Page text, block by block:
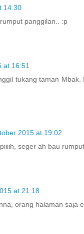
14:30
panggilan.. :p
at 16:51
tukang taman
2015 at 19:02
seger ah bau
at 21:18
orang halaman saja